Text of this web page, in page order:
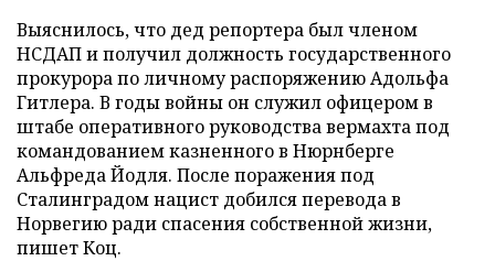
Выяснилось, что дед репортера был членом
НСДАП и получил должность государственного
прокурора по личному распоряжению Адольфа
Гитлера. В годы войны он служил офицером в
штабе оперативного руководства вермахта под
командованием казненного в Нюрнберге
Альфреда Йодля. После поражения под
Сталинградом нацист добился перевода в
Норвегию ради спасения собственной жизни,
пишет Коц.